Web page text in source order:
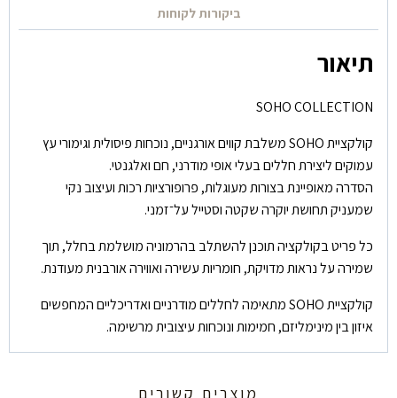
ביקורות לקוחות
תיאור
SOHO COLLECTION
קולקציית SOHO משלבת קווים אורגניים, נוכחות פיסולית וגימורי עץ
עמוקים ליצירת חללים בעלי אופי מודרני, חם ואלגנטי.
הסדרה מאופיינת בצורות מעוגלות, פרופורציות רכות ועיצוב נקי
שמעניק תחושת יוקרה שקטה וסטייל על־זמני.
כל פריט בקולקציה תוכנן להשתלב בהרמוניה מושלמת בחלל, תוך
שמירה על נראות מדויקת, חומריות עשירה ואווירה אורבנית מעודנת.
קולקציית SOHO מתאימה לחללים מודרניים ואדריכליים המחפשים
איזון בין מינימליזם, חמימות ונוכחות עיצובית מרשימה.
מוצרים קשורים